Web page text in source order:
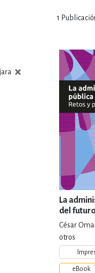
Y
DE
1
La
del futuro
César
otros
eBook